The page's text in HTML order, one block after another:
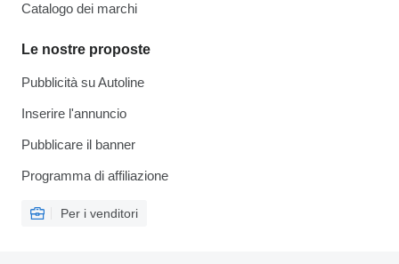
Catalogo dei marchi
Le nostre proposte
Pubblicità su Autoline
Inserire l'annuncio
Pubblicare il banner
Programma di affiliazione
Per i venditori